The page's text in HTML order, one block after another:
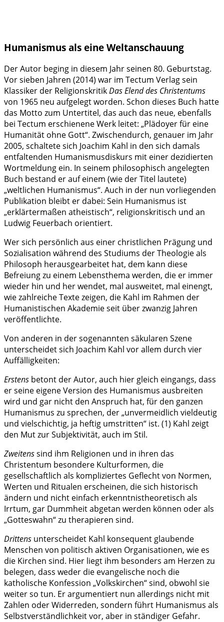
Humanismus als eine Weltanschauung
Der Autor beging in diesem Jahr seinen 80. Geburtstag.
Vor sieben Jahren (2014) war im Tectum Verlag sein
Klassiker der ReligionskritikDas Elend des Christentums
von 1965 neu aufgelegt worden. Schon dieses Buch hatte
das Motto zum Untertitel, das auch das neue, ebenfalls
bei Tectum erschienene Werk leitet: „Plädoyer für eine
Humanität ohne Gott“. Zwischendurch, genauer im Jahr
2005, schaltete sich Joachim Kahl in den sich damals
entfaltenden Humanismusdiskurs mit einer dezidierten
Wortmeldung ein. In seinem philosophisch angelegten
Buch bestand er auf einem (wie der Titel lautete)
„weltlichen Humanismus“. Auch in der nun vorliegenden
Publikation bleibt er dabei: Sein Humanismus ist
„erklärtermaßen atheistisch“, religionskritisch und an
Ludwig Feuerbach orientiert.
Wer sich persönlich aus einer christlichen Prägung und
Sozialisation während des Studiums der Theologie als
Philosoph herausgearbeitet hat, dem kann diese
Befreiung zu einem Lebensthema werden, die er immer
wieder hin und her wendet, mal ausweitet, mal einengt,
wie zahlreiche Texte zeigen, die Kahl im Rahmen der
Humanistischen Akademie seit über zwanzig Jahren
veröffentlichte.
Von anderen in der sogenannten säkularen Szene
unterscheidet sich Joachim Kahl vor allem durch vier
Auffälligkeiten:
Erstens betont der Autor, auch hier gleich eingangs, dass
er seine eigene Version des Humanismus ausbreiten
wird und gar nicht den Anspruch hat, für den ganzen
Humanismus zu sprechen, der „unvermeidlich vieldeutig
und vielschichtig, ja heftig umstritten“ ist. (1) Kahl zeigt
den Mut zur Subjektivität, auch im Stil.
Zweitenssind ihm Religionen und in ihren das
Christentum besondere Kulturformen, die
gesellschaftlich als kompliziertes Geflecht von Normen,
Werten und Ritualen erscheinen, die sich historisch
ändern und nicht einfach erkenntnistheoretisch als
Irrtum, gar Dummheit abgetan werden können oder als
„Gotteswahn“ zu therapieren sind.
Drittens unterscheidet Kahl konsequent glaubende
Menschen von politisch aktiven Organisationen, wie es
die Kirchen sind. Hier liegt ihm besonders am Herzen zu
belegen, dass weder die evangelische noch die
katholische Konfession „Volkskirchen“ sind, obwohl sie
weiter so tun. Er argumentiert nun allerdings nicht mit
Zahlen oder Widerreden, sondern führt Humanismus als
Selbstverständlichkeit vor, aber in ständiger Gefahr.